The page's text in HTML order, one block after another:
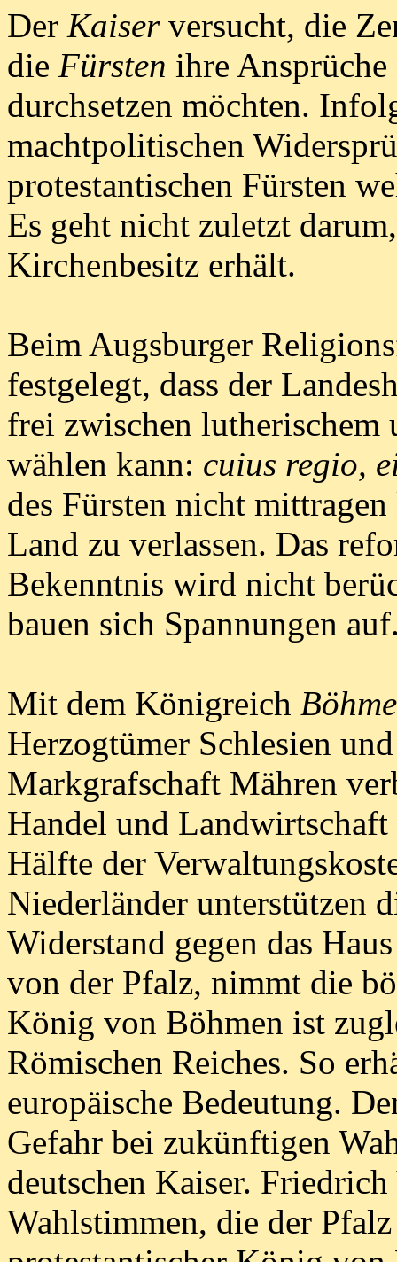
Der Kaiserversucht, die
die Fürsten ihre Ansprüche
durchsetzen möchten.
machtpolitischen
protestantischen Fürsten
Es geht nicht zuletzt
Kirchenbesitz erhält.
Beim Augsburger
festgelegt, dass der
frei zwischen lutherischem
wählen kann: cuius regio,
des Fürsten nicht
Land zu verlassen. Das
Bekenntnis wird nicht
bauen sich Spannungen
Mit dem Königreich
Herzogtümer Schlesien
Markgrafschaft Mähren
Handel und Landwirtschaft
Hälfte der
Niederländer unterstützen
Widerstand gegen das
von der Pfalz, nimmt die
König von Böhmen ist
Römischen Reiches. So
europäische Bedeutung.
Gefahr bei zukünftigen
deutschen Kaiser.
Wahlstimmen, die der